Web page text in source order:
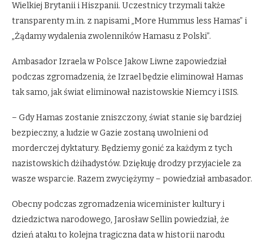
Wielkiej Brytanii i Hiszpanii. Uczestnicy trzymali także
transparenty m.in. z napisami „More Hummus less Hamas” i
„Żądamy wydalenia zwolenników Hamasu z Polski”.
Ambasador Izraela w Polsce Jakow Liwne zapowiedział
podczas zgromadzenia, że Izrael będzie eliminował Hamas
tak samo, jak świat eliminował nazistowskie Niemcy i ISIS.
– Gdy Hamas zostanie zniszczony, świat stanie się bardziej
bezpieczny, a ludzie w Gazie zostaną uwolnieni od
morderczej dyktatury. Będziemy gonić za każdym z tych
nazistowskich dżihadystów. Dziękuję drodzy przyjaciele za
wasze wsparcie. Razem zwyciężymy – powiedział ambasador.
Obecny podczas zgromadzenia wiceminister kultury i
dziedzictwa narodowego, Jarosław Sellin powiedział, że
dzień ataku to kolejna tragiczna data w historii narodu